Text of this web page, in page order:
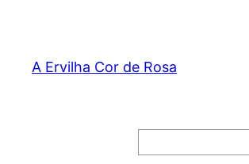
content
A Ervilha Cor de Rosa